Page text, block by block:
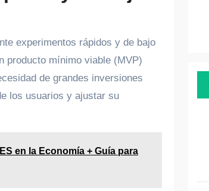
experimentos rápidos y de bajo
producto mínimo viable (MVP)
de grandes inversiones
los usuarios y ajustar su
en la Economía + Guía para